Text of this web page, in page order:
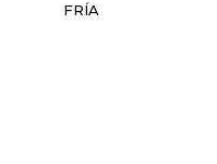
FRÍA